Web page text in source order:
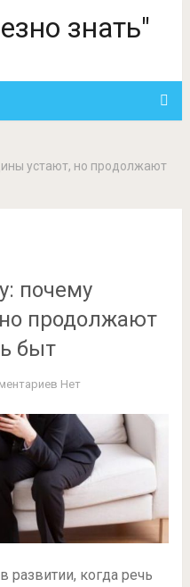
знать"
устают, но продолжают
почему
продолжают
быт
Нет
развитии, когда речь